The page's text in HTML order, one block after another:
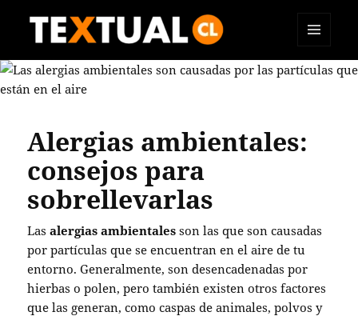
TEXTUAL
Y
WIDGETS
Alergias ambientales:
consejos para
sobrellevarlas
Lasalergias ambientales son las que son causadas
por partículas que se encuentran en el aire de tu
entorno. Generalmente, son desencadenadas por
hierbas o polen, pero también existen otros factores
que las generan, como caspas de animales, polvos y